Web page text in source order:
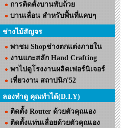
การติดตั้งบานพับถ้วย
บานเลื่อน สำหรับพื้นที่แคบๆ
ช่างไม้สัญจร
พาชม Shopช่างตกแต่งภายใน
งานแกะสลัก Hand Crafting
พาไปดูโรงงานผลิตเฟอร์นิเจอร์
เที่ยวงาน สถาปนิก'52
ลองทำดู คุณทำได้(D.I.Y)
ติดตั้ง Router ด้วยตัวคุณเอง
ติดตั้งแท่นเลื่อยด้วยตัวคุณเอง